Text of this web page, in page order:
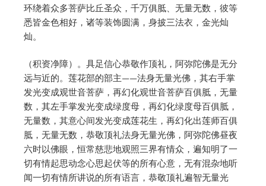
环绕着众多菩萨比丘圣众，千万俱胝、无量无数，彼等
悉皆金色相好，诸等装饰圆满，身披三法衣，金光灿
灿。
（积资净障）。具足信心恭敬作顶礼，阿弥陀佛是无分
远与近的。莲花部的部主——法身无量光佛，其右手掌
发光变成观世音菩萨，再幻化观世音菩萨百俱胝，无量
数，其左手掌发光变成绿度母，再幻化绿度母百俱胝，
无量数，其意心间发光变成莲花生，再幻化出莲师百俱
胝，无量无数，恭敬顶礼法身无量光佛，阿弥陀佛昼夜
六时以佛眼，恒常慈悲地观照三界有情众，遍知明了一
切有情起思动念心思起伏等的所有心意，无有混杂地听
闻一切有情所讲说的所有语言，恭敬顶礼遍智无量光